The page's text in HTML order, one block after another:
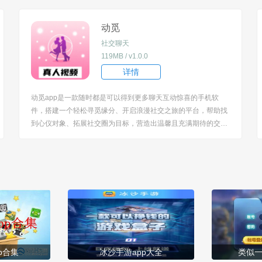
1、拥有丰富的笔...
动觅
社交聊天
119MB / v1.0.0
详情
动觅app是一款随时都是可以得到更多聊天互动惊喜的手机软
件，搭建一个轻松寻觅缘分、开启浪漫社交之旅的平台，帮助找
到心仪对象、拓展社交圈为目标，营造出温馨且充满期待的交友
合集 冰沙手游app大全 类似